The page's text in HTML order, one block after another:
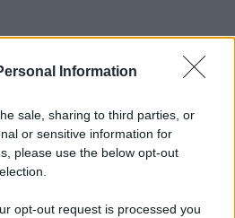
Information
sale, sharing to third parties, or
or sensitive information for
please use the below opt-out
opt-out request is processed you